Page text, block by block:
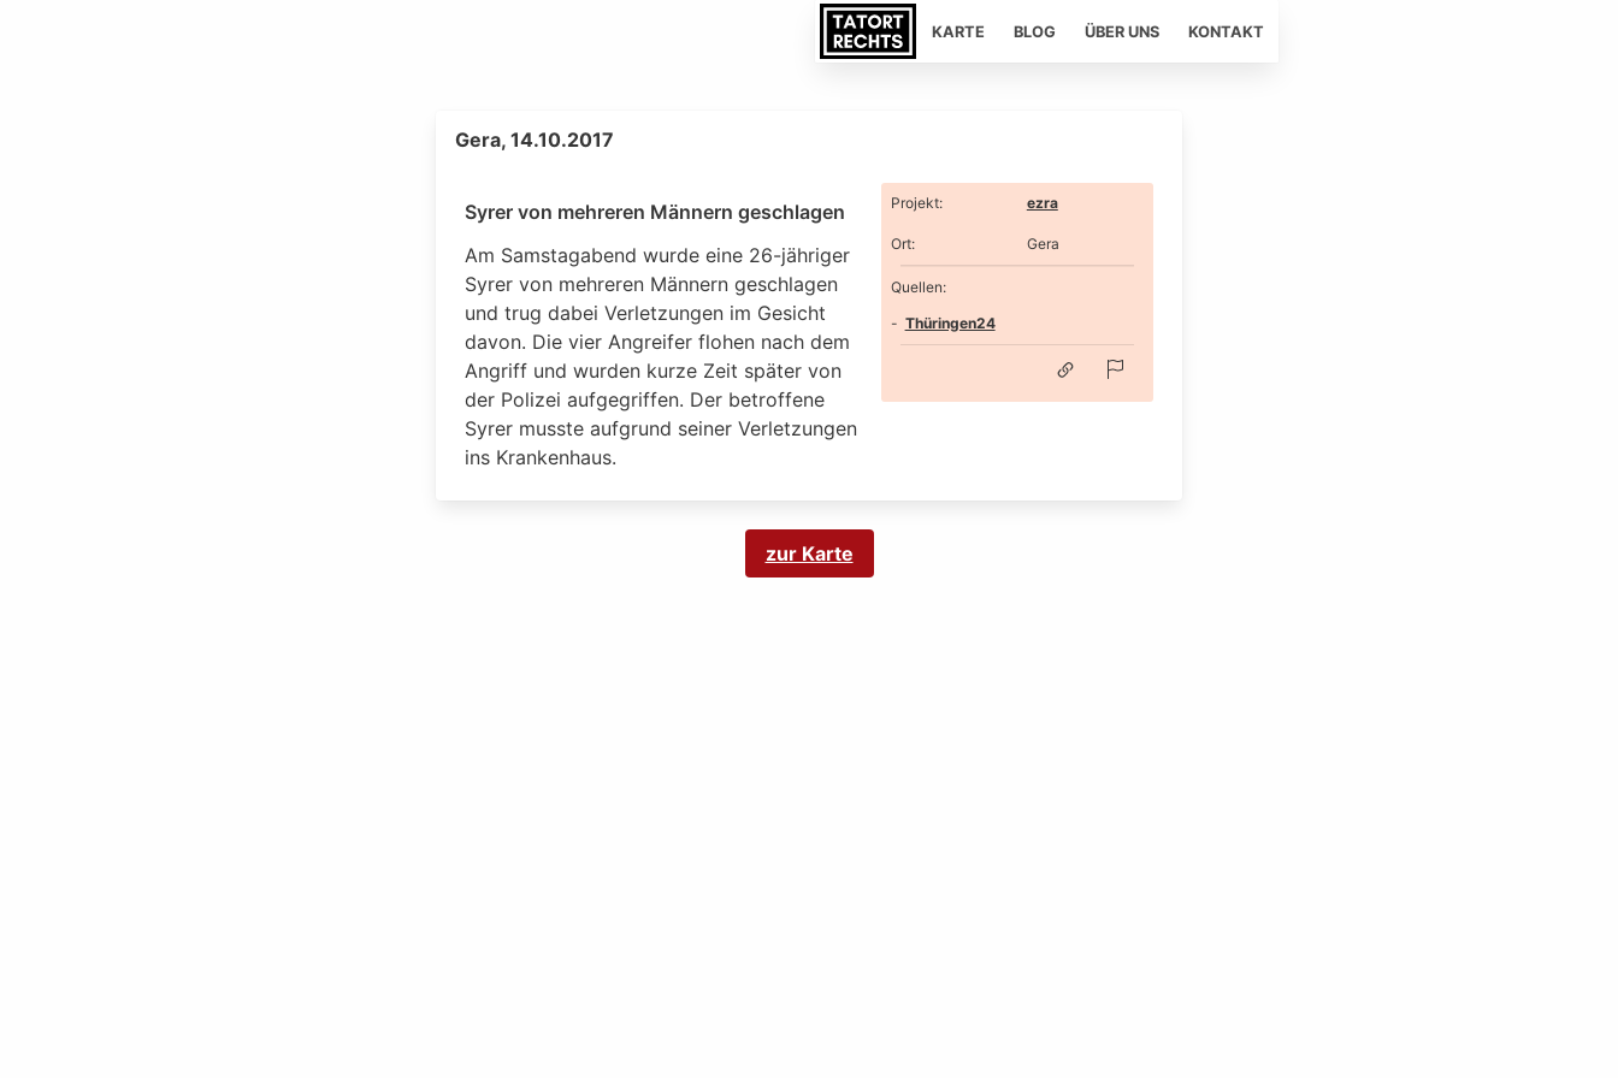
KARTE BLOG ÜBER UNS KONTAKT
Gera, 14.10.2017
Syrer von mehreren Männern geschlagen
Am Samstagabend wurde eine 26-jähriger
Syrer von mehreren Männern geschlagen
und trug dabei Verletzungen im Gesicht
davon. Die vier Angreifer flohen nach dem
Angriff und wurden kurze Zeit später von
der Polizei aufgegriffen. Der betroffene
Syrer musste aufgrund seiner Verletzungen
ins Krankenhaus.
Projekt: ezra
Ort: Gera
Quellen:
Thüringen24
zur Karte